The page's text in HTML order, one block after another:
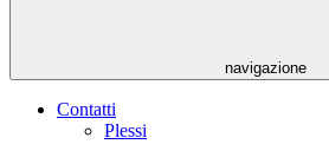
navigazione
Contatti
Plessi